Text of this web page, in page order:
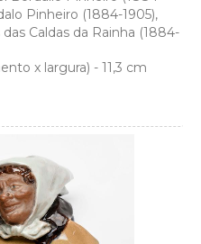
Pinheiro (1884-1905),
Caldas da Rainha (1884-
x largura) - 11,3 cm